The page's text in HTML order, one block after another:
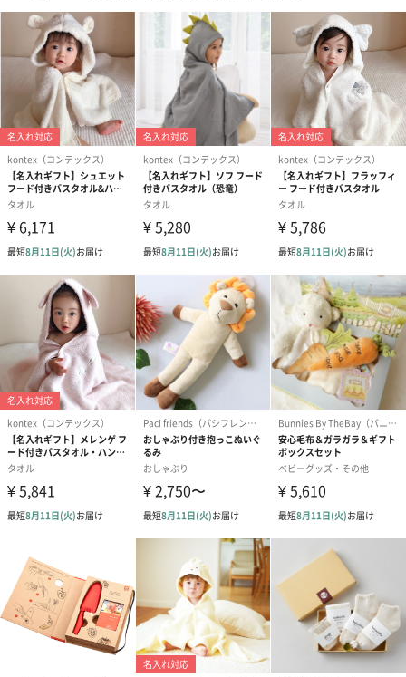
【無料オプション】
・熨斗（御祝い、寿、御出産御祝、御結婚御祝、内祝
・熨斗下の名入れ（未記入は空白で対応）
商品オプション情報
紙袋
あり（110円）
包装紙
なし（0円） あり（110円）